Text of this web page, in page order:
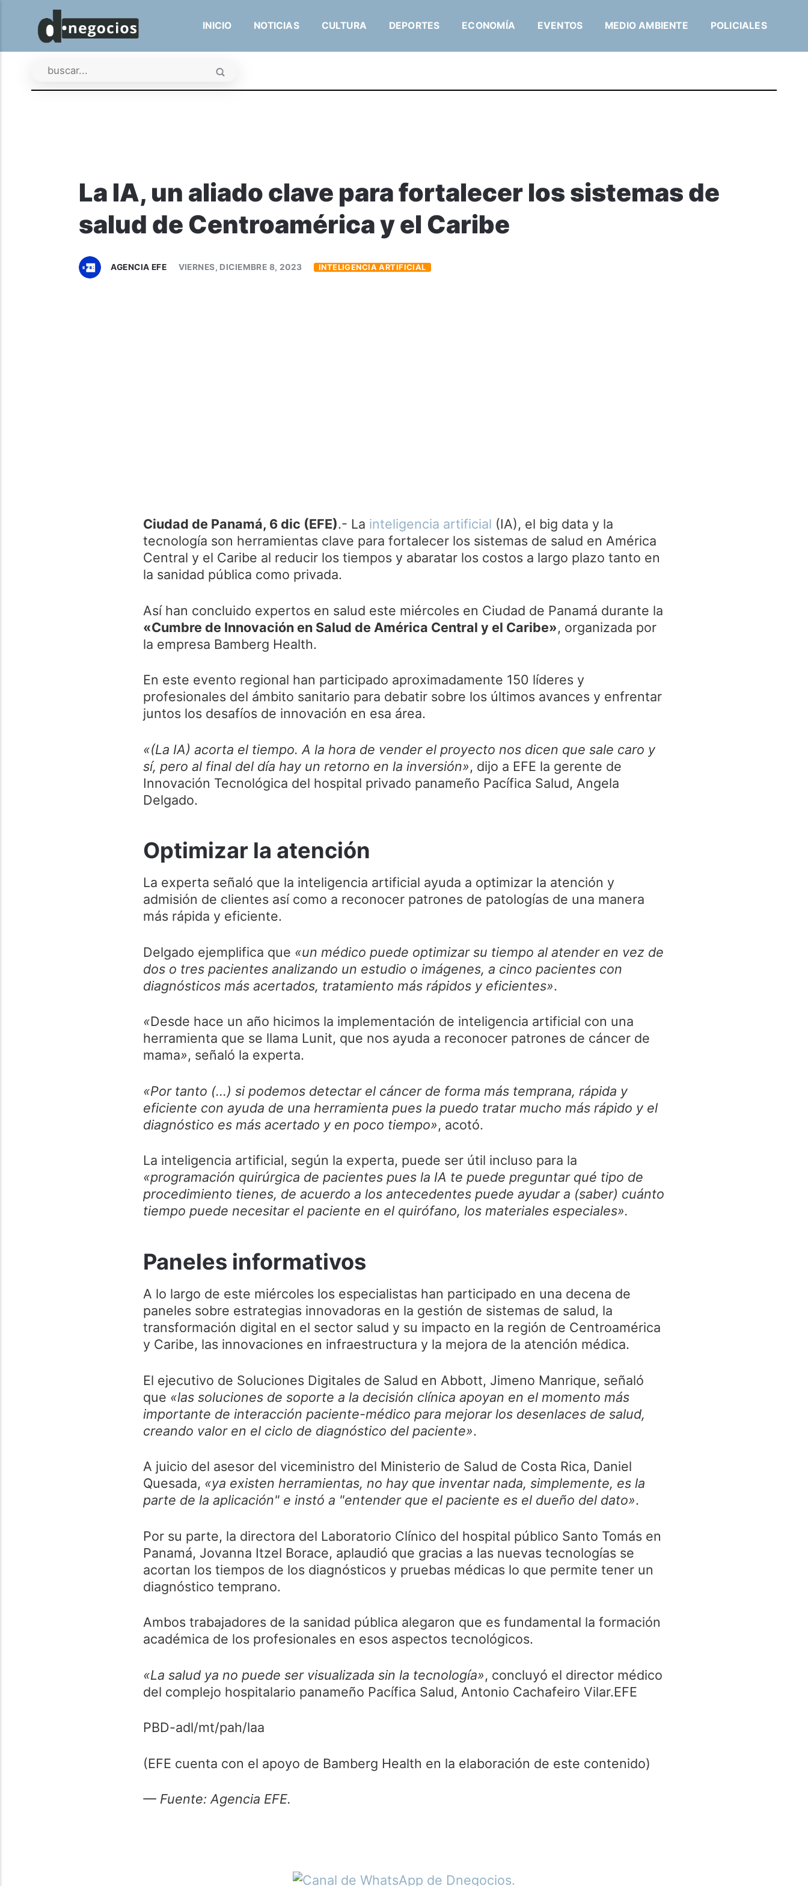
INICIO NOTICIAS CULTURA DEPORTES ECONOMÍA EVENTOS MEDIO AMBIENTE POLICIALES
La IA, un aliado clave para fortalecer los sistemas de
salud de Centroamérica y el Caribe
AGENCIA EFE VIERNES, DICIEMBRE 8, 2023 INTELIGENCIA ARTIFICIAL
Ciudad de Panamá, 6 dic (EFE).- La inteligencia artificial (IA), el big data y la
tecnología son herramientas clave para fortalecer los sistemas de salud en América
Central y el Caribe al reducir los tiempos y abaratar los costos a largo plazo tanto en
la sanidad pública como privada.
Así han concluido expertos en salud este miércoles en Ciudad de Panamá durante la
«Cumbre de Innovación en Salud de América Central y el Caribe», organizada por
la empresa Bamberg Health.
En este evento regional han participado aproximadamente 150 líderes y
profesionales del ámbito sanitario para debatir sobre los últimos avances y enfrentar
juntos los desafíos de innovación en esa área.
«(La IA) acorta el tiempo. A la hora de vender el proyecto nos dicen que sale caro y
sí, pero al final del día hay un retorno en la inversión», dijo a EFE la gerente de
Innovación Tecnológica del hospital privado panameño Pacífica Salud, Angela
Delgado.
Optimizar la atención
La experta señaló que la inteligencia artificial ayuda a optimizar la atención y
admisión de clientes así como a reconocer patrones de patologías de una manera
más rápida y eficiente.
Delgado ejemplifica que «un médico puede optimizar su tiempo al atender en vez de
dos o tres pacientes analizando un estudio o imágenes, a cinco pacientes con
diagnósticos más acertados, tratamiento más rápidos y eficientes».
«Desde hace un año hicimos la implementación de inteligencia artificial con una
herramienta que se llama Lunit, que nos ayuda a reconocer patrones de cáncer de
mama», señaló la experta.
«Por tanto (...) si podemos detectar el cáncer de forma más temprana, rápida y
eficiente con ayuda de una herramienta pues la puedo tratar mucho más rápido y el
diagnóstico es más acertado y en poco tiempo», acotó.
La inteligencia artificial, según la experta, puede ser útil incluso para la
«programación quirúrgica de pacientes pues la IA te puede preguntar qué tipo de
procedimiento tienes, de acuerdo a los antecedentes puede ayudar a (saber) cuánto
tiempo puede necesitar el paciente en el quirófano, los materiales especiales».
Paneles informativos
A lo largo de este miércoles los especialistas han participado en una decena de
paneles sobre estrategias innovadoras en la gestión de sistemas de salud, la
transformación digital en el sector salud y su impacto en la región de Centroamérica
y Caribe, las innovaciones en infraestructura y la mejora de la atención médica.
El ejecutivo de Soluciones Digitales de Salud en Abbott, Jimeno Manrique, señaló
que «las soluciones de soporte a la decisión clínica apoyan en el momento más
importante de interacción paciente-médico para mejorar los desenlaces de salud,
creando valor en el ciclo de diagnóstico del paciente».
A juicio del asesor del viceministro del Ministerio de Salud de Costa Rica, Daniel
Quesada, «ya existen herramientas, no hay que inventar nada, simplemente, es la
parte de la aplicación" e instó a "entender que el paciente es el dueño del dato».
Por su parte, la directora del Laboratorio Clínico del hospital público Santo Tomás en
Panamá, Jovanna Itzel Borace, aplaudió que gracias a las nuevas tecnologías se
acortan los tiempos de los diagnósticos y pruebas médicas lo que permite tener un
diagnóstico temprano.
Ambos trabajadores de la sanidad pública alegaron que es fundamental la formación
académica de los profesionales en esos aspectos tecnológicos.
«La salud ya no puede ser visualizada sin la tecnología», concluyó el director médico
del complejo hospitalario panameño Pacífica Salud, Antonio Cachafeiro Vilar.EFE
PBD-adl/mt/pah/laa
(EFE cuenta con el apoyo de Bamberg Health en la elaboración de este contenido)
— Fuente: Agencia EFE.